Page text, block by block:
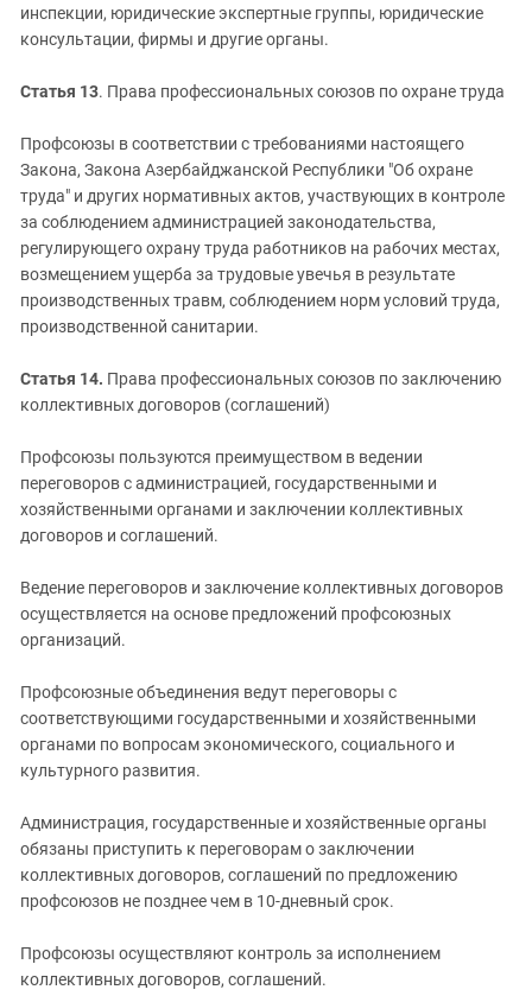
инспекции, юридические экспертные группы, юридические
консультации, фирмы и другие органы.
Статья 13. Права профессиональных союзов по охране труда
Профсоюзы в соответствии с требованиями настоящего
Закона, Закона Азербайджанской Республики "Об охране
труда" и других нормативных актов, участвующих в контроле
за соблюдением администрацией законодательства,
регулирующего охрану труда работников на рабочих местах,
возмещением ущерба за трудовые увечья в результате
производственных травм, соблюдением норм условий труда,
производственной санитарии.
Статья 14. Права профессиональных союзов по заключению
коллективных договоров (соглашений)
Профсоюзы пользуются преимуществом в ведении
переговоров с администрацией, государственными и
хозяйственными органами и заключении коллективных
договоров и соглашений.
Ведение переговоров и заключение коллективных договоров
осуществляется на основе предложений профсоюзных
организаций.
Профсоюзные объединения ведут переговоры с
соответствующими государственными и хозяйственными
органами по вопросам экономического, социального и
культурного развития.
Администрация, государственные и хозяйственные органы
обязаны приступить к переговорам о заключении
коллективных договоров, соглашений по предложению
профсоюзов не позднее чем в 10-дневный срок.
Профсоюзы осуществляют контроль за исполнением
коллективных договоров, соглашений.